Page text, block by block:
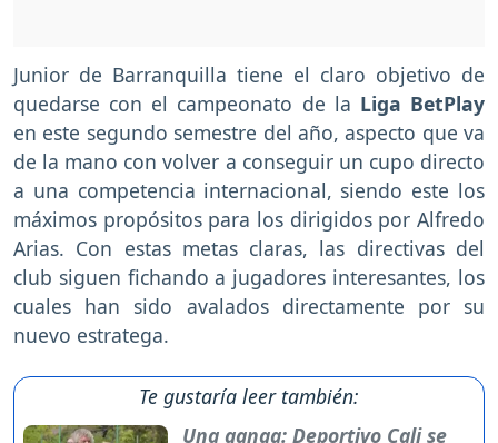
Junior de Barranquilla tiene el claro objetivo de
quedarse con el campeonato de la Liga BetPlay
en este segundo semestre del año, aspecto que va
de la mano con volver a conseguir un cupo directo
a una competencia internacional, siendo este los
máximos propósitos para los dirigidos por Alfredo
Arias. Con estas metas claras, las directivas del
club siguen fichando a jugadores interesantes, los
cuales han sido avalados directamente por su
nuevo estratega.
Te gustaría leer también:
Una ganga: Deportivo Cali se